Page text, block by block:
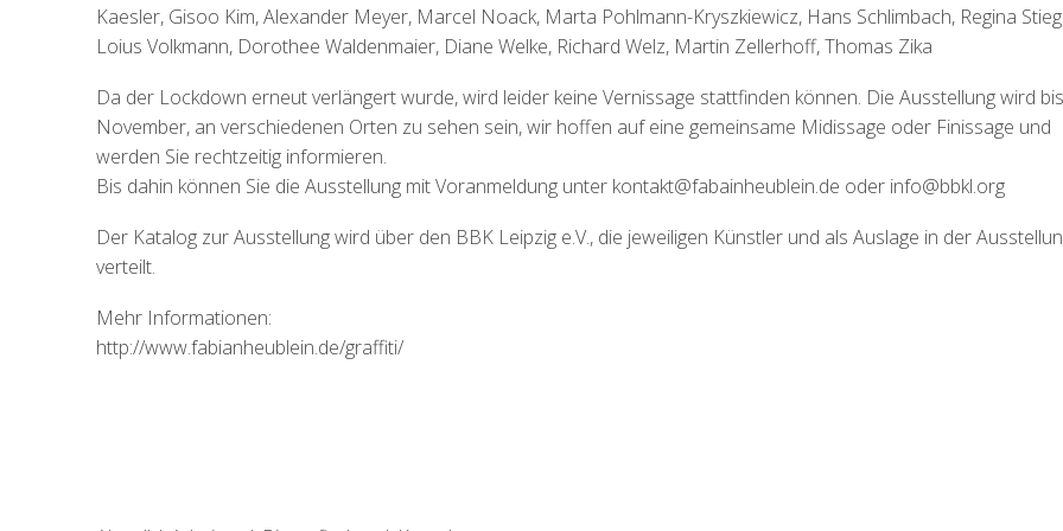
Kaesler, Gisoo Kim, Alexander Meyer, Marcel Noack, Marta Pohlmann-Kryszkiewicz, Hans Schlimbach, Regina
Loius Volkmann, Dorothee Waldenmaier, Diane Welke, Richard Welz, Martin Zellerhoff, Thomas Zika
Da der Lockdown erneut verlängert wurde, wird leider keine Vernissage stattfinden können. Die Ausstellung wird bis
November, an verschiedenen Orten zu sehen sein, wir hoffen auf eine gemeinsame Midissage oder Finissage und
werden Sie rechtzeitig informieren.
Bis dahin können Sie die Ausstellung mit Voranmeldung unter kontakt@fabainheublein.de oder info@bbkl.org
Der Katalog zur Ausstellung wird über den BBK Leipzig e.V., die jeweiligen Künstler und als Auslage in der
verteilt.
Mehr Informationen:
http://www.fabianheublein.de/graffiti/